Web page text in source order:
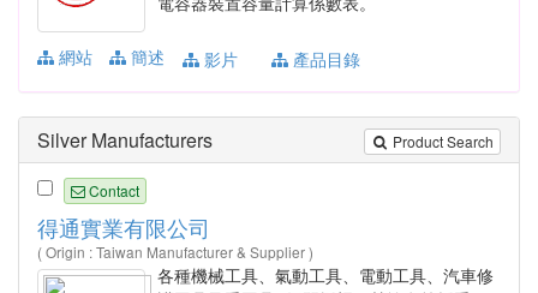
網站 簡述 影片 產品目錄
Product Search
Silver Manufacturers
Contact
得通實業有限公司
( Origin : Taiwan Manufacturer & Supplier )
各種機械工具、氣動工具、電動工具、汽車修